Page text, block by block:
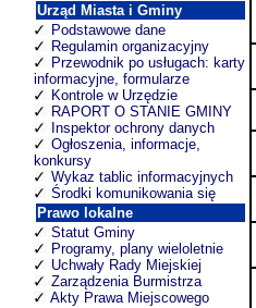
Urząd Miasta i Gminy
Podstawowe dane
Regulamin organizacyjny
Przewodnik po usługach: karty
informacyjne, formularze
Kontrole w Urzędzie
RAPORT O STANIE GMINY
Inspektor ochrony danych
Ogłoszenia, informacje,
konkursy
Wykaz tablic informacyjnych
Środki komunikowania się
Prawo lokalne
Statut Gminy
Programy, plany wieloletnie
Uchwały Rady Miejskiej
Zarządzenia Burmistrza
Akty Prawa Miejscowego